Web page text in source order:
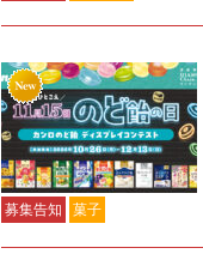
募集告知 菓子